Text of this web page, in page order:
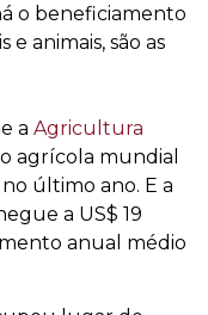
o beneficiamento
e animais, são as
a Agricultura
agrícola mundial
último ano. E a
a US$ 19
anual médio